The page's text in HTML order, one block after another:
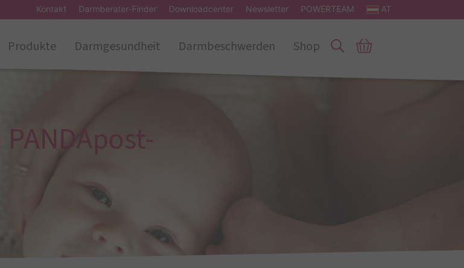
Kontakt Darmberater-Finder Downloadcenter Newsletter POWERTEAM AT
Produkte Darmgesundheit Darmbeschwerden Shop